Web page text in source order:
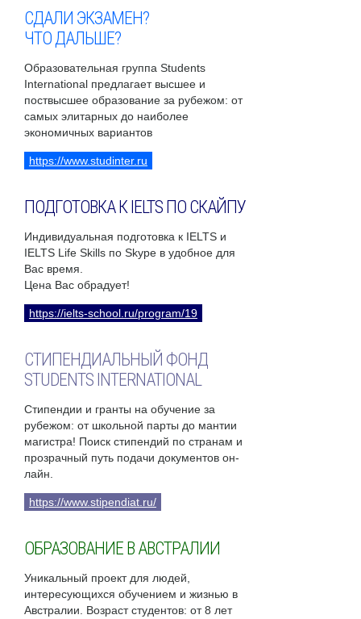
СДАЛИ ЭКЗАМЕН?
ЧТО ДАЛЬШЕ?
Образовательная группа Students
International предлагает высшее и
поствысшее образование за рубежом: от
самых элитарных до наиболее
экономичных вариантов
https://www.studinter.ru
ПОДГОТОВКА К IELTS ПО СКАЙПУ
Индивидуальная подготовка к IELTS и
IELTS Life Skills по Skype в удобное для
Вас время.
Цена Вас обрадует!
https://ielts-school.ru/program/19
СТИПЕНДИАЛЬНЫЙ ФОНД
STUDENTS INTERNATIONAL
Стипендии и гранты на обучение за
рубежом: от школьной парты до мантии
магистра! Поиск стипендий по странам и
прозрачный путь подачи документов он-
лайн.
https://www.stipendiat.ru/
ОБРАЗОВАНИЕ В АВСТРАЛИИ
Уникальный проект для людей,
интересующихся обучением и жизнью в
Австралии. Возраст студентов: от 8 лет